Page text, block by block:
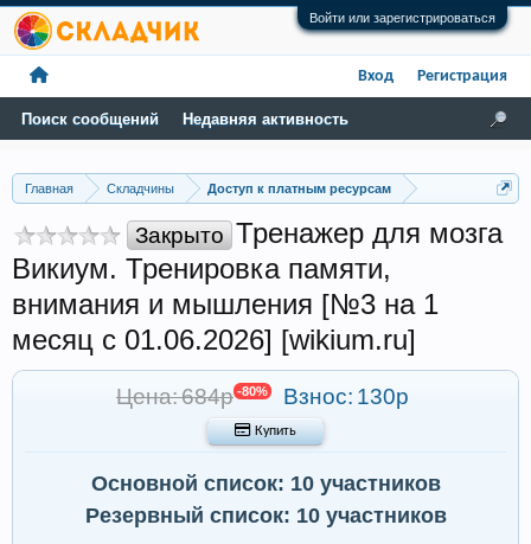
Войти или зарегистрироваться
Главная Складчины Доступ к платным ресурсам
Закрыто Тренажер для мозга
Викиум. Тренировка памяти,
внимания и мышления [№3 на 1
месяц с 01.06.2026] [wikium.ru‎]
Цена: 684р -80% Взнос: 130р
 Купить
Основной список: 10 участников
Резервный список: 10 участников
Поиск сообщений Недавняя активность
Вход Регистрация